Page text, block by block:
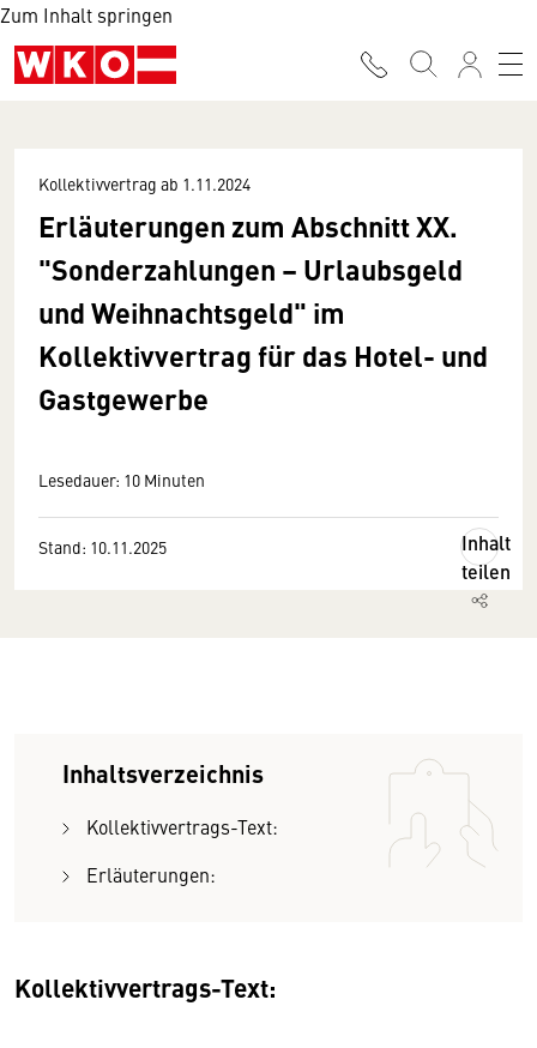
Zum Inhalt springen
Kollektivvertrag ab 1.11.2024
Erläuterungen zum Abschnitt XX.
"Sonderzahlungen – Urlaubsgeld
und Weihnachtsgeld" im
Kollektivvertrag für das Hotel- und
Gastgewerbe
Lesedauer: 10 Minuten
Stand: 10.11.2025
Inhalt
teilen
Inhaltsverzeichnis
Kollektivvertrags-Text:
Erläuterungen:
Kollektivvertrags-Text: